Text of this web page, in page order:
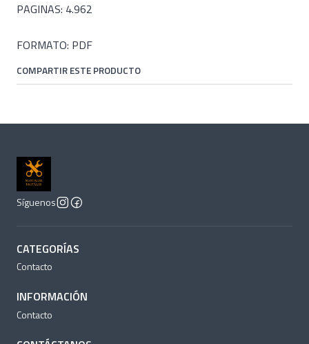
PAGINAS: 4.962
FORMATO: PDF
COMPARTIR ESTE PRODUCTO
Síguenos
CATEGORÍAS
Contacto
INFORMACIÓN
Contacto